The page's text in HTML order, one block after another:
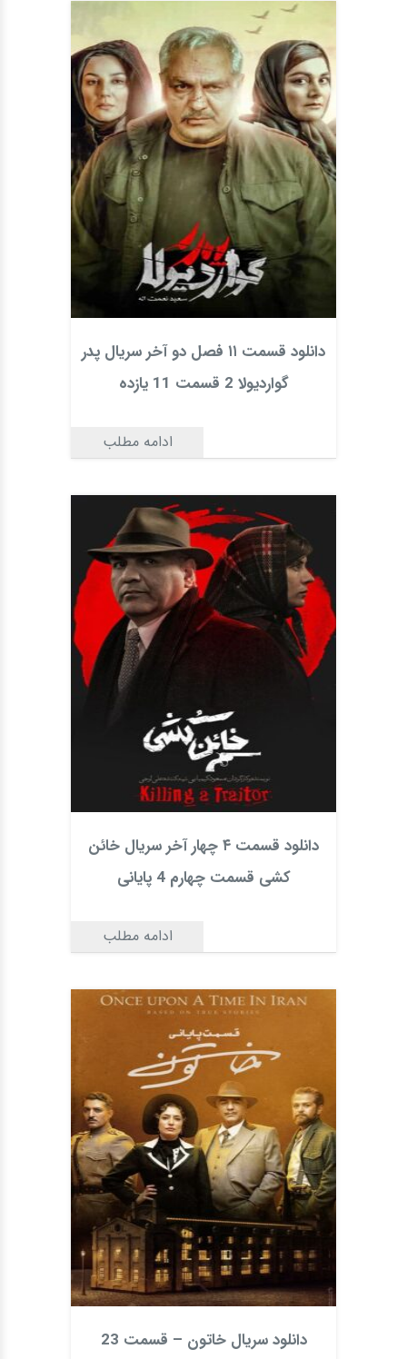
دانلود قسمت ۱۱ فصل دو آخر سریال پدر
گواردیولا 2 قسمت 11 یازده
ادامه مطلب
دانلود قسمت ۴ چهار آخر سریال خائن
کشی قسمت چهارم 4 پایانی
ادامه مطلب
دانلود سریال خاتون – قسمت 23